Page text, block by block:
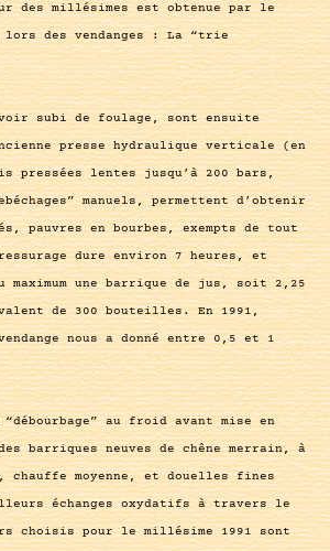
des millésimes est obtenue par le
lors des vendanges : La “trie
subi de foulage, sont ensuite
presse hydraulique verticale (en
pressées lentes jusqu’à 200 bars,
manuels, permettent d’obtenir
pauvres en bourbes, exempts de tout
dure environ 7 heures, et
maximum une barrique de jus, soit 2,25
de 300 bouteilles. En 1991,
nous a donné entre 0,5 et 1
au froid avant mise en
barriques neuves de chêne merrain, à
moyenne, et douelles fines
échanges oxydatifs à travers le
choisis pour le millésime 1991 sont